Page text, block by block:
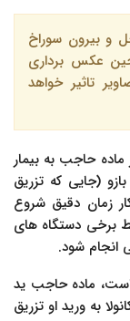
و بیرون سوراخ
عکس برداری
تاثیر خواهد
ماده حاجب به بیمار
(جایی که تزریق
زمان دقیق شروع
برخی دستگاه های
شود.
ماده حاجب ید
به ورید او تزریق